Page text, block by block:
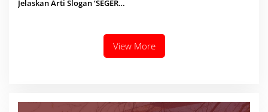
Jelaskan Arti Slogan ‘SEGERA’
View More